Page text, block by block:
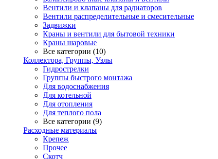
Вентили и клапаны для радиаторов
Вентили распределительные и смесительные
Задвижки
Краны и вентили для бытовой техники
Краны шаровые
Все категории (10)
Коллектора, Группы, Узлы
Гидрострелки
Группы быстрого монтажа
Для водоснабжения
Для котельной
Для отопления
Для теплого пола
Все категории (9)
Расходные материалы
Крепеж
Прочее
Скотч